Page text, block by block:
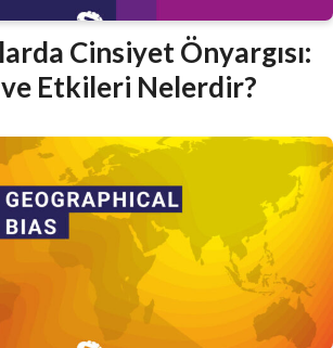
Cinsiyet Önyargısı:
Etkileri Nelerdir?